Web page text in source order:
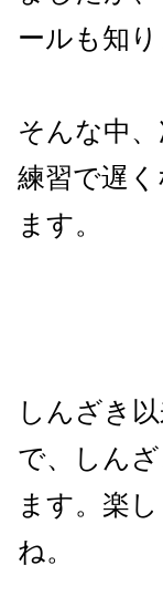
ールも知り
そんな中
練習で遅
ます。
しんざき
で、しん
ます。楽
ね。